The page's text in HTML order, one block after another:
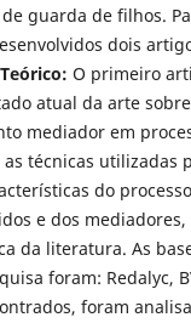
guarda de filhos.
dois
O primeiro
atual da arte
mediador em
técnicas utilizadas
do
e dos
da literatura. As
foram: Redalyc,
foram